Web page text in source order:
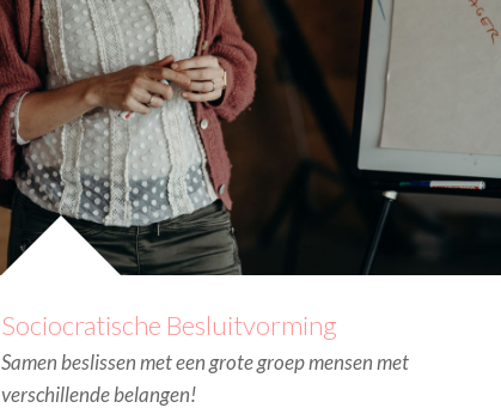
Sociocratische Besluitvorming
Samen beslissen met een grote groep mensen met
verschillende belangen!